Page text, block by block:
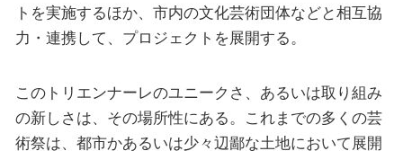
トを実施するほか、市内の文化芸術団体などと相互協
力・連携して、プロジェクトを展開する。
このトリエンナーレのユニークさ、あるいは取り組み
の新しさは、その場所性にある。これまでの多くの芸
術祭は、都市かあるいは少々辺鄙な土地において展開